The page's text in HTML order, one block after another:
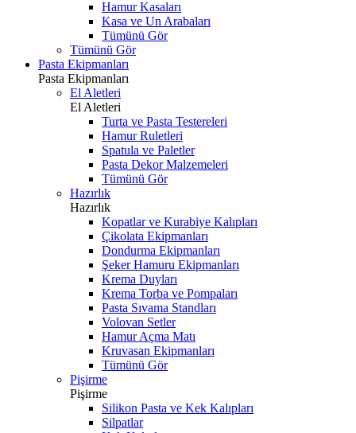
Hamur Kasaları
Kasa ve Un Arabaları
Tümünü Gör
Tümünü Gör
Pasta Ekipmanları
Pasta Ekipmanları
El Aletleri
El Aletleri
Turta ve Pasta Testereleri
Hamur Ruletleri
Spatula ve Paletler
Pasta Dekor Malzemeleri
Tümünü Gör
Hazırlık
Hazırlık
Kopatlar ve Kurabiye Kalıpları
Çikolata Ekipmanları
Dondurma Ekipmanları
Şeker Hamuru Ekipmanları
Krema Duyları
Krema Torba ve Pompaları
Pasta Sıvama Standları
Volovan Setler
Hamur Açma Matı
Kruvasan Ekipmanları
Tümünü Gör
Pişirme
Pişirme
Silikon Pasta ve Kek Kalıpları
Silpatlar